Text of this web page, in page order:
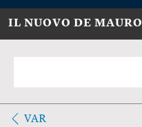
IL NUOVO DE MAURO
VAR